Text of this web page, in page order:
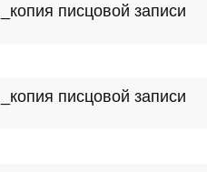
писцовой записи
писцовой записи